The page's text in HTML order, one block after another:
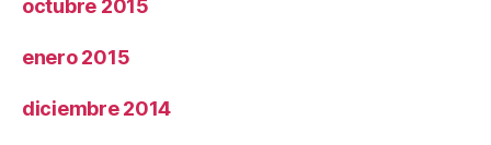
octubre 2015
enero 2015
diciembre 2014